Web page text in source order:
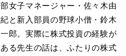
部女子マネージャー・佐々木由
紀と新入部員の野球小僧・鈴木
一郎。実際に株式投資の経験が
ある先生の話は、ふたりの株式